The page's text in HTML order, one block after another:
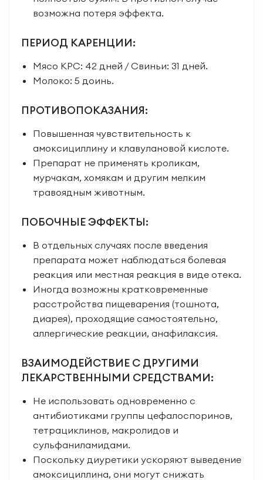
возможна потеря эффекта.
ПЕРИОД КАРЕНЦИИ:
Мясо КРС: 42 дней / Свиньи: 31 дней.
Молоко: 5 доинь.
ПРОТИВОПОКАЗАНИЯ:
Повышенная чувствительность к
амоксициллину и клавулановой кислоте.
Препарат не применять кроликам,
мурчакам, хомякам и другим мелким
травоядным животным.
ПОБОЧНЫЕ ЭФФЕКТЫ:
В отдельных случаях после введения
препарата может наблюдаться болевая
реакция или местная реакция в виде отека.
Иногда возможны кратковременные
расстройства пищеварения (тошнота,
диарея), проходящие самостоятельно,
аллергические реакции, анафилаксия.
ВЗАИМОДЕЙСТВИЕ С ДРУГИМИ
ЛЕКАРСТВЕННЫМИ СРЕДСТВАМИ:
Не использовать одновременно с
антибиотиками группы цефалоспоринов,
тетрациклинов, макролидов и
сульфаниламидами.
Поскольку диуретики ускоряют выведение
амоксициллина, они могут снижать